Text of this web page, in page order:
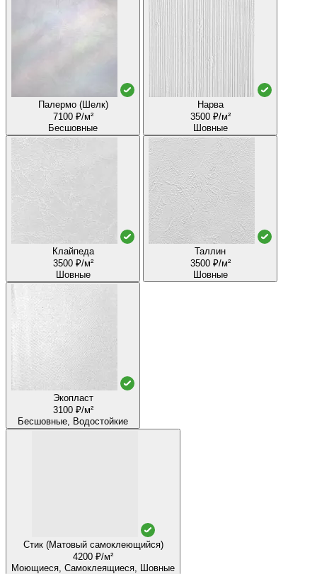
Палермо (Шелк)
7100 ₽/м²
Бесшовные
Нарва
3500 ₽/м²
Шовные
Клайпеда
3500 ₽/м²
Шовные
Таллин
3500 ₽/м²
Шовные
Экопласт
3100 ₽/м²
Бесшовные, Водостойкие
Стик (Матовый самоклеющийся)
4200 ₽/м²
Моющиеся, Самоклеящиеся, Шовные